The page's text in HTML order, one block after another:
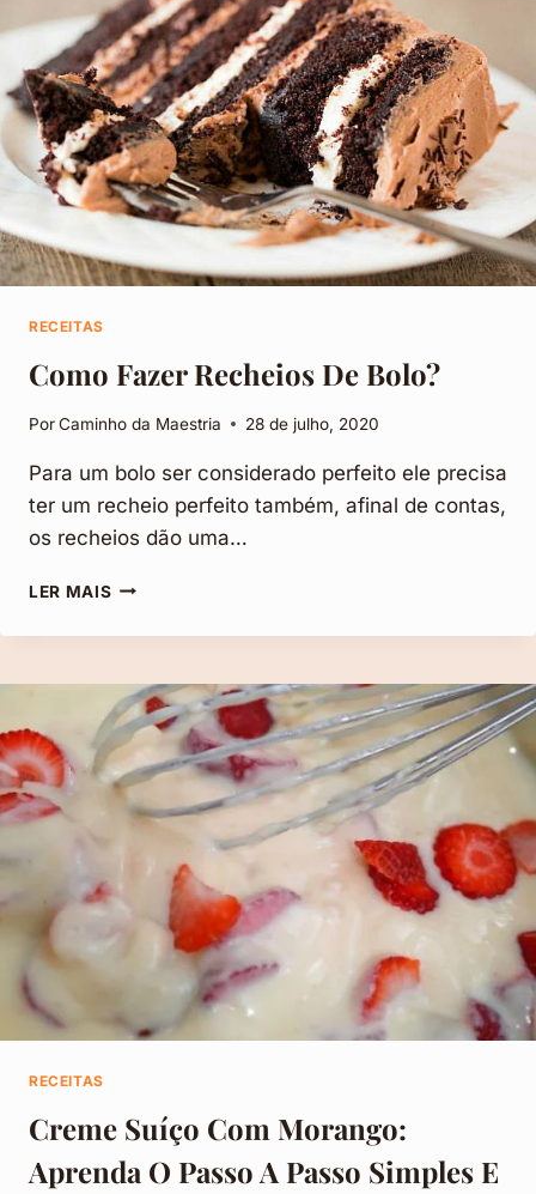
RECEITAS
Como Fazer Recheios De Bolo?
PorCaminho da Maestria 28 de julho, 2020
Para um bolo ser considerado perfeito ele precisa
ter um recheio perfeito também, afinal de contas,
os recheios dão uma…
LER MAISCOMO
RECHEIOS
BOLO?
RECEITAS
Creme Suíço Com Morango:
Aprenda O Passo A Passo Simples E